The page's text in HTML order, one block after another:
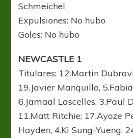
Schmeichel
Expulsiones: No hubo
Goles: No hubo
NEWCASTLE 1
Titulares: 12.Martin
19.Javier Manquillo,
6.Jamaal Lascelles, 3.Paul
11.Matt Ritchie; 17.Ayoze
Hayden, 4.Ki Sung-Yueng,